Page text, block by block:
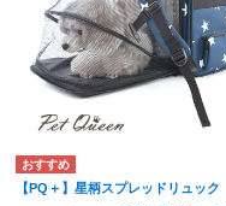
【PQ＋】星柄スプレッドリュ